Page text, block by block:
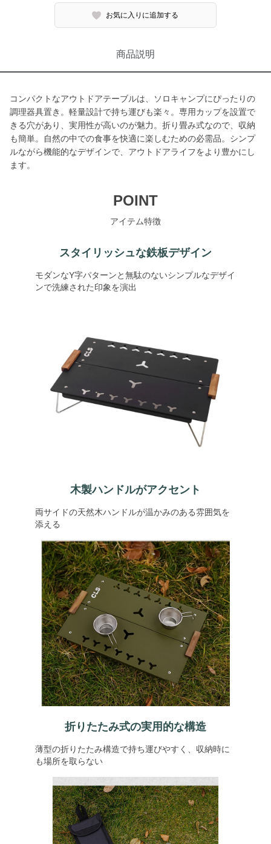
お気に入りに追加する
商品説明
コンパクトなアウトドアテーブルは、ソロキャンプにぴったりの
調理器具置き。軽量設計で持ち運びも楽々。専用カップを設置で
きる穴があり、実用性が高いのが魅力。折り畳み式なので、収納
も簡単。自然の中での食事を快適に楽しむための必需品。シンプ
ルながら機能的なデザインで、アウトドアライフをより豊かにし
ます。
POINT
アイテム特徴
スタイリッシュな鉄板デザイン
モダンなY字パターンと無駄のないシンプルなデザイ
ンで洗練された印象を演出
木製ハンドルがアクセント
両サイドの天然木ハンドルが温かみのある雰囲気を
添える
折りたたみ式の実用的な構造
薄型の折りたたみ構造で持ち運びやすく、収納時に
も場所を取らない